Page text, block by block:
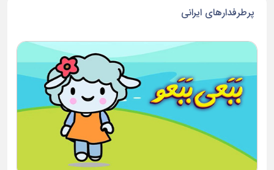
پرطرفدارهای ایرانی